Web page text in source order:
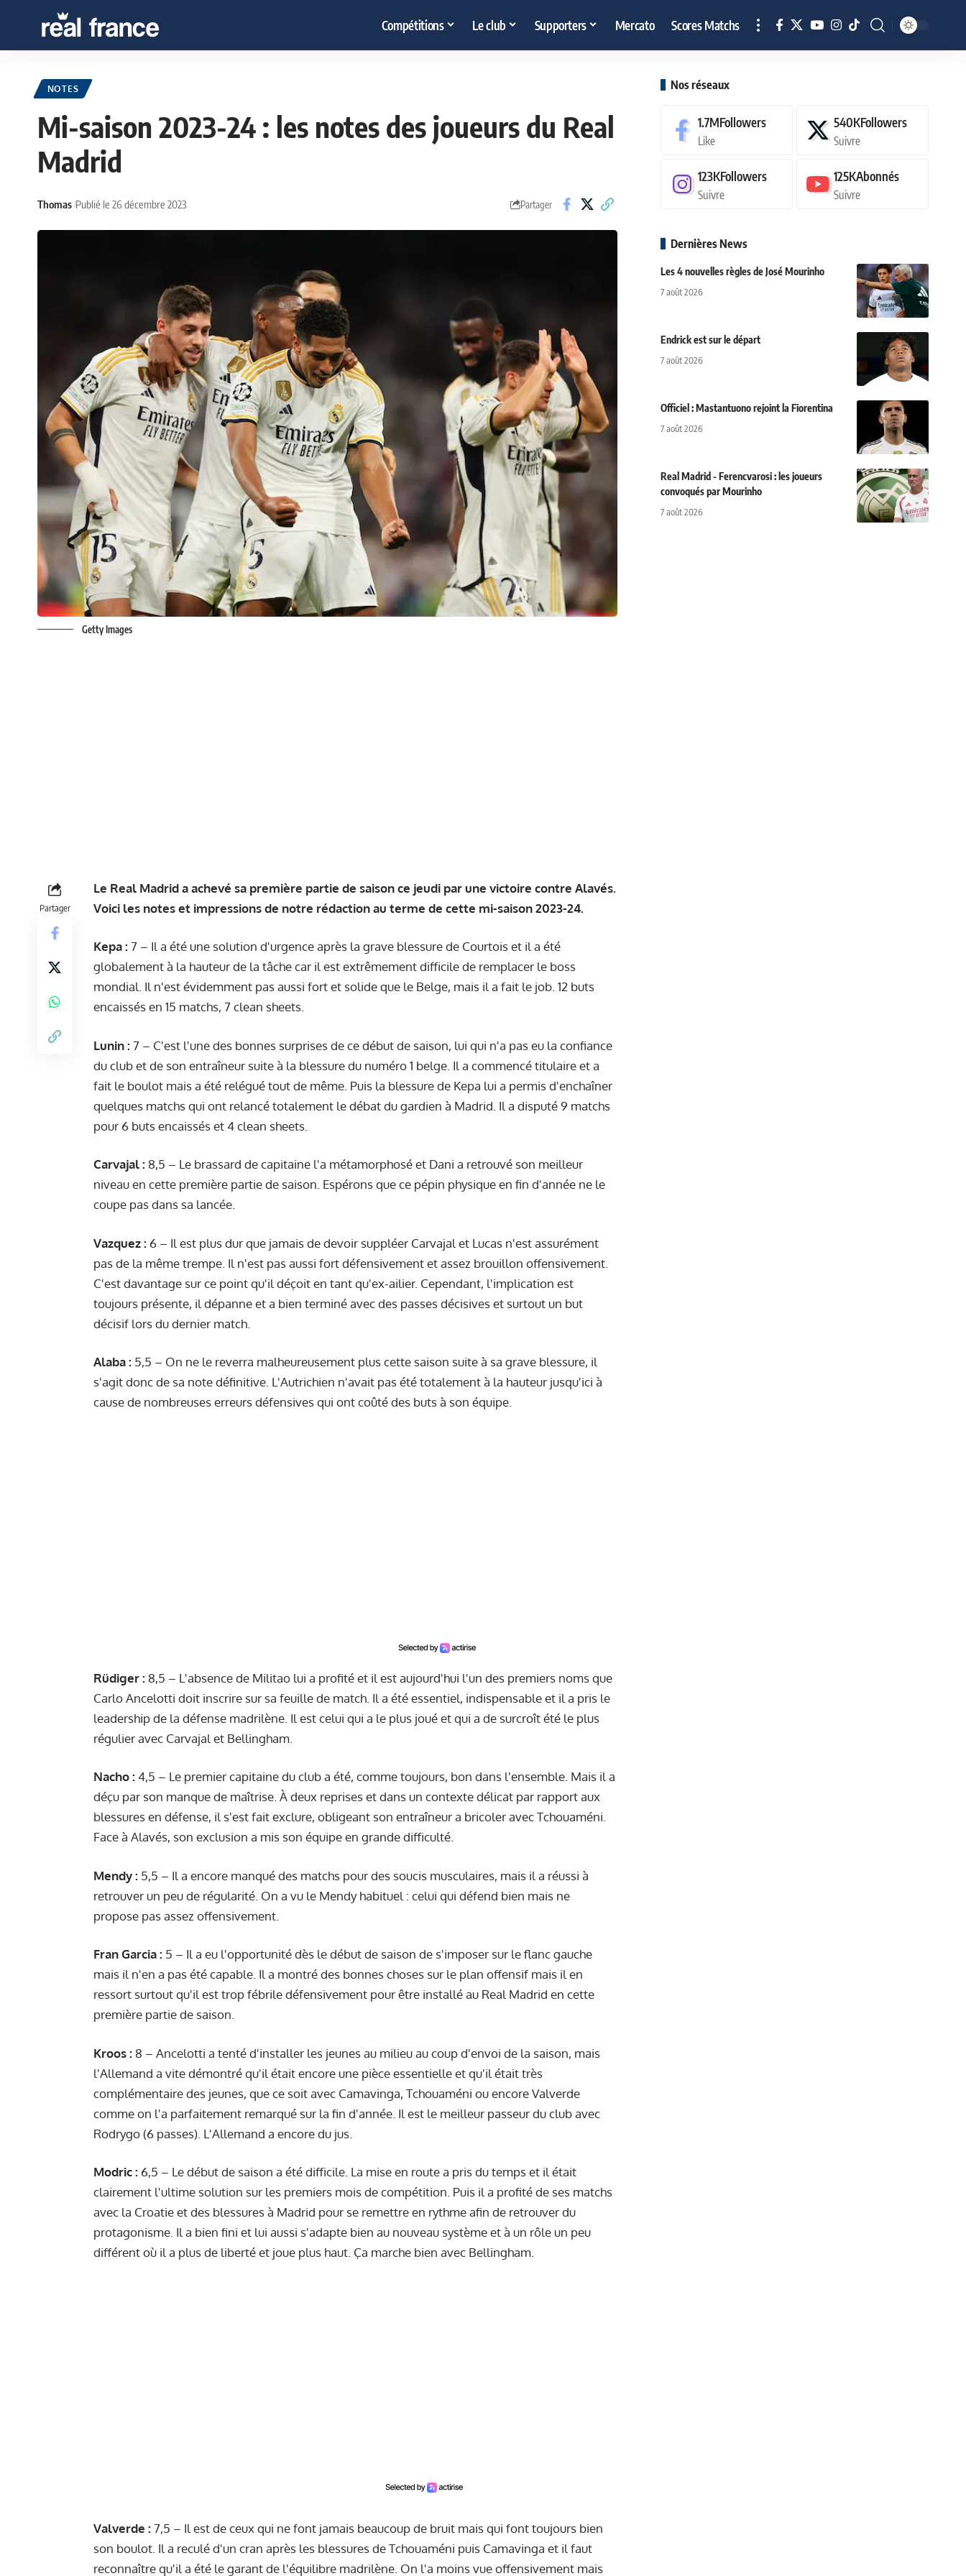
Compétitions Le club Supporters Mercato Scores Matchs
NOTES
Mi-saison 2023-24 : les notes des joueurs du Real
Madrid
Thomas Publié le 26 décembre 2023 Partager
Getty Images
Partager
Le Real Madrid a achevé sa première partie de saison ce jeudi par une victoire contre Alavés.
Voici les notes et impressions de notre rédaction au terme de cette mi-saison 2023-24.
Kepa : 7 – Il a été une solution d'urgence après la grave blessure de Courtois et il a été
globalement à la hauteur de la tâche car il est extrêmement difficile de remplacer le boss
mondial. Il n'est évidemment pas aussi fort et solide que le Belge, mais il a fait le job. 12 buts
encaissés en 15 matchs, 7 clean sheets.
Lunin : 7 – C'est l'une des bonnes surprises de ce début de saison, lui qui n'a pas eu la confiance
du club et de son entraîneur suite à la blessure du numéro 1 belge. Il a commencé titulaire et a
fait le boulot mais a été relégué tout de même. Puis la blessure de Kepa lui a permis d'enchaîner
quelques matchs qui ont relancé totalement le débat du gardien à Madrid. Il a disputé 9 matchs
pour 6 buts encaissés et 4 clean sheets.
Carvajal : 8,5 – Le brassard de capitaine l'a métamorphosé et Dani a retrouvé son meilleur
niveau en cette première partie de saison. Espérons que ce pépin physique en fin d'année ne le
coupe pas dans sa lancée.
Vazquez : 6 – Il est plus dur que jamais de devoir suppléer Carvajal et Lucas n'est assurément
pas de la même trempe. Il n'est pas aussi fort défensivement et assez brouillon offensivement.
C'est davantage sur ce point qu'il déçoit en tant qu'ex-ailier. Cependant, l'implication est
toujours présente, il dépanne et a bien terminé avec des passes décisives et surtout un but
décisif lors du dernier match.
Alaba : 5,5 – On ne le reverra malheureusement plus cette saison suite à sa grave blessure, il
s'agit donc de sa note définitive. L'Autrichien n'avait pas été totalement à la hauteur jusqu'ici à
cause de nombreuses erreurs défensives qui ont coûté des buts à son équipe.
Rüdiger : 8,5 – L'absence de Militao lui a profité et il est aujourd'hui l'un des premiers noms que
Carlo Ancelotti doit inscrire sur sa feuille de match. Il a été essentiel, indispensable et il a pris le
leadership de la défense madrilène. Il est celui qui a le plus joué et qui a de surcroît été le plus
régulier avec Carvajal et Bellingham.
Nacho : 4,5 – Le premier capitaine du club a été, comme toujours, bon dans l'ensemble. Mais il a
déçu par son manque de maîtrise. À deux reprises et dans un contexte délicat par rapport aux
blessures en défense, il s'est fait exclure, obligeant son entraîneur a bricoler avec Tchouaméni.
Face à Alavés, son exclusion a mis son équipe en grande difficulté.
Mendy : 5,5 – Il a encore manqué des matchs pour des soucis musculaires, mais il a réussi à
retrouver un peu de régularité. On a vu le Mendy habituel : celui qui défend bien mais ne
propose pas assez offensivement.
Fran Garcia : 5 – Il a eu l'opportunité dès le début de saison de s'imposer sur le flanc gauche
mais il n'en a pas été capable. Il a montré des bonnes choses sur le plan offensif mais il en
ressort surtout qu'il est trop fébrile défensivement pour être installé au Real Madrid en cette
première partie de saison.
Kroos : 8 – Ancelotti a tenté d'installer les jeunes au milieu au coup d'envoi de la saison, mais
l'Allemand a vite démontré qu'il était encore une pièce essentielle et qu'il était très
complémentaire des jeunes, que ce soit avec Camavinga, Tchouaméni ou encore Valverde
comme on l'a parfaitement remarqué sur la fin d'année. Il est le meilleur passeur du club avec
Rodrygo (6 passes). L'Allemand a encore du jus.
Modric : 6,5 – Le début de saison a été difficile. La mise en route a pris du temps et il était
clairement l'ultime solution sur les premiers mois de compétition. Puis il a profité de ses matchs
avec la Croatie et des blessures à Madrid pour se remettre en rythme afin de retrouver du
protagonisme. Il a bien fini et lui aussi s'adapte bien au nouveau système et à un rôle un peu
différent où il a plus de liberté et joue plus haut. Ça marche bien avec Bellingham.
Valverde : 7,5 – Il est de ceux qui ne font jamais beaucoup de bruit mais qui font toujours bien
son boulot. Il a reculé d'un cran après les blessures de Tchouaméni puis Camavinga et il faut
reconnaître qu'il a été le garant de l'équilibre madrilène. On l'a moins vue offensivement mais
Nos réseaux
1.7MFollowers
Like
540KFollowers
Suivre
123KFollowers
Suivre
125KAbonnés
Suivre
Dernières News
Les 4 nouvelles règles de José Mourinho
7 août 2026
Endrick est sur le départ
7 août 2026
Officiel : Mastantuono rejoint la Fiorentina
7 août 2026
Real Madrid - Ferencvarosi : les joueurs
convoqués par Mourinho
7 août 2026